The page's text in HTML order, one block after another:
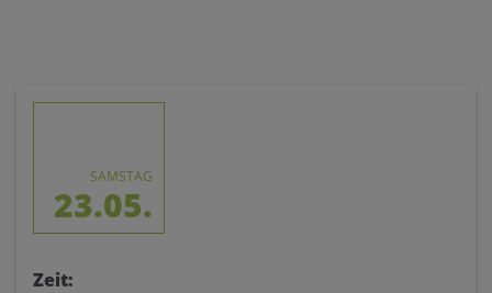
SAMSTAG
23.05.
Zeit: